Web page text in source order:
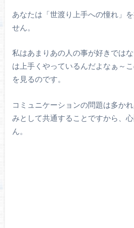
あなたは「世渡り上手への憧れ」
せん。
私はあまりあの人の事が好きでは
は上手くやっているんだよなぁ～
を見るのです。
コミュニケーションの問題は多か
みとして共通することですから、
ん。